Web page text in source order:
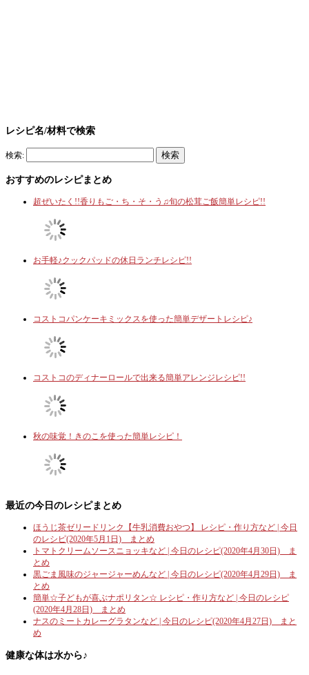
レシピ名/材料で検索
検索:
おすすめのレシピまとめ
超ぜいたく!!香りもご・ち・そ・う♫旬の松茸ご飯簡単レシピ!!
お手軽♪クックパッドの休日ランチレシピ!!
コストコパンケーキミックスを使った簡単デザートレシピ♪
コストコのディナーロールで出来る簡単アレンジレシピ!!
秋の味覚！きのこを使った簡単レシピ！
最近の今日のレシピまとめ
ほうじ茶ゼリードリンク【牛乳消費おやつ】 レシピ・作り方など | 今日
のレシピ(2020年5月1日) まとめ
トマトクリームソースニョッキなど | 今日のレシピ(2020年4月30日) ま
とめ
黒ごま風味のジャージャーめんなど | 今日のレシピ(2020年4月29日) ま
とめ
簡単☆子どもが喜ぶナポリタン☆ レシピ・作り方など | 今日のレシピ
(2020年4月28日) まとめ
ナスのミートカレーグラタンなど | 今日のレシピ(2020年4月27日) まと
め
健康な体は水から♪